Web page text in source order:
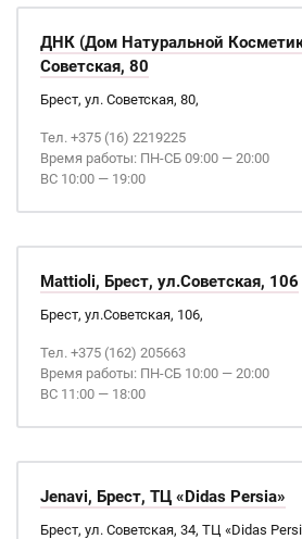
ДНК (Дом Натуральной
Советская, 80
Брест, ул. Советская, 80,
Тел. +375 (16) 2219225
Время работы: ПН-СБ 09:00 — 20:00
ВС 10:00 — 19:00
Mattioli, Брест, ул.Советская, 106
Брест, ул.Советская, 106,
Тел. +375 (162) 205663
Время работы: ПН-СБ 10:00 — 20:00
ВС 11:00 — 18:00
Jenavi, Брест, ТЦ «Didas Persia»
Брест, ул. Советская, 34, ТЦ «Didas